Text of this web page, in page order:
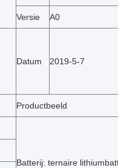
Versie A0
Datum 2019-5-7
Productbeeld
Batterij: ternaire